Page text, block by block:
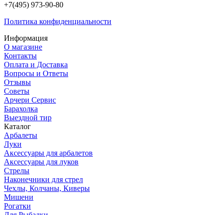
+7(495) 973-90-80
Политика конфиденциальности
Информация
О магазине
Контакты
Оплата и Доставка
Вопросы и Ответы
Отзывы
Советы
Арчери Сервис
Барахолка
Выездной тир
Каталог
Арбалеты
Луки
Аксессуары для арбалетов
Аксессуары для луков
Стрелы
Наконечники для стрел
Чехлы, Колчаны, Киверы
Мишени
Рогатки